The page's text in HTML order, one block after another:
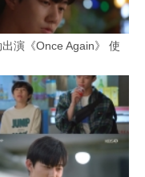
演《Once Again》 使